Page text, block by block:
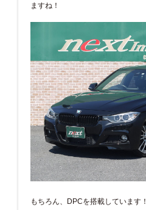
ますね！
もちろん、DPCを搭載しています！